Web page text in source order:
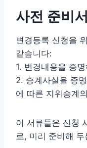
사전 준비
변경등록 신청을
같습니다:
1. 변경내용을 증
2. 승계사실을 증
에 따른 지위승계
이 서류들은 신청
로, 미리 준비해